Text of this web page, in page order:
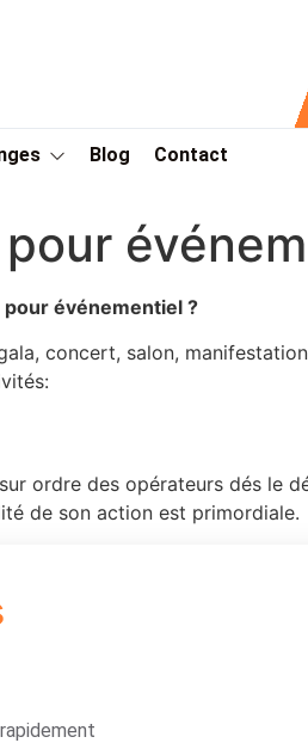
Blog Contact
événementiel ?
concert, salon,
ordre des opérateurs dés le
de son action est primordiale.